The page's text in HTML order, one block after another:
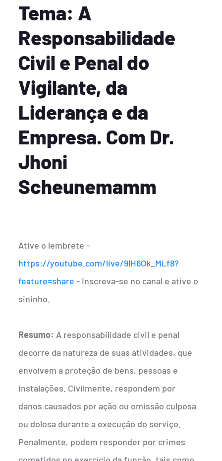
Tema: A
Responsabilidade
Civil e Penal do
Vigilante, da
Liderança e da
Empresa. Com Dr.
Jhoni
Scheunemamm
Ative o lembrete –
https://youtube.com/live/9lH6Ok_MLf8?
feature=share- Inscreva-se no canal e ative o
sininho.
Resumo: A responsabilidade civil e penal
decorre da natureza de suas atividades, que
envolvem a proteção de bens, pessoas e
instalações. Civilmente, respondem por
danos causados por ação ou omissão culposa
ou dolosa durante a execução do serviço.
Penalmente, podem responder por crimes